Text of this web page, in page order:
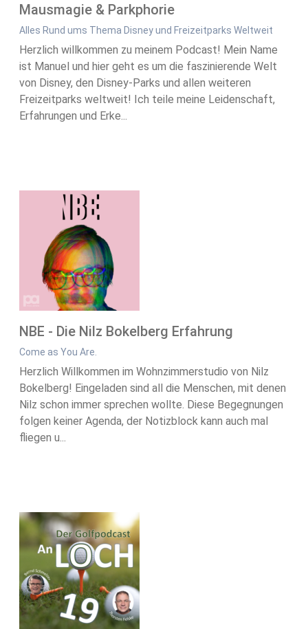
Mausmagie & Parkphorie
Alles Rund ums Thema Disney und Freizeitparks Weltweit
Herzlich willkommen zu meinem Podcast! Mein Name
ist Manuel und hier geht es um die faszinierende Welt
von Disney, den Disney-Parks und allen weiteren
Freizeitparks weltweit! Ich teile meine Leidenschaft,
Erfahrungen und Erke...
NBE - Die Nilz Bokelberg Erfahrung
Come as You Are.
Herzlich Willkommen im Wohnzimmerstudio von Nilz
Bokelberg! Eingeladen sind all die Menschen, mit denen
Nilz schon immer sprechen wollte. Diese Begegnungen
folgen keiner Agenda, der Notizblock kann auch mal
fliegen u...